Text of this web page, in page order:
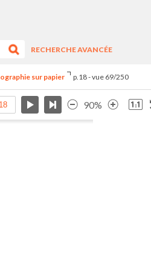
RECHERCHE AVANCÉE
sur papier p.18 - vue 69/250
90%